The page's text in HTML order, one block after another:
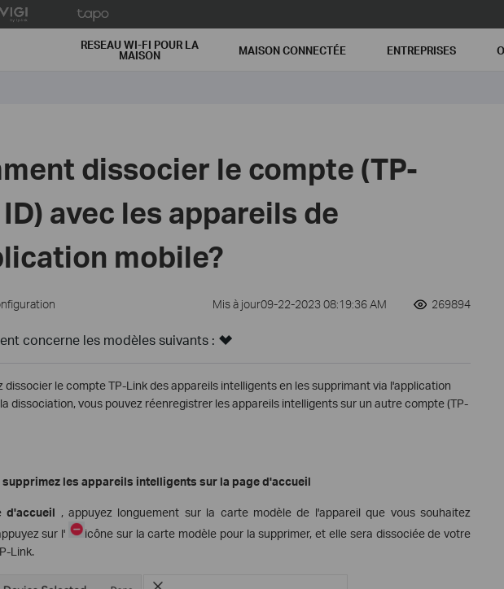
RESEAU WI-FI POUR LA
MAISON MAISON CONNECTÉE ENTREPRISES
dissocier le compte (TP-
avec les appareils de
mobile?
Mis à jour09-22-2023 08:19:36 AM 269894
concerne les modèles suivants :
dissocier le compte TP-Link des appareils intelligents en les supprimant via l'application
dissociation, vous pouvez réenregistrer les appareils intelligents sur un autre compte (TP-
supprimez les appareils intelligents sur la page d'accueil
d'accueil , appuyez longuement sur la carte modèle de l'appareil que vous souhaitez
sur l'
icône sur la carte modèle pour la supprimer, et elle sera dissociée de votre
Link.